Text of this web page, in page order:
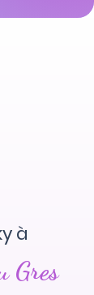
à
Gres